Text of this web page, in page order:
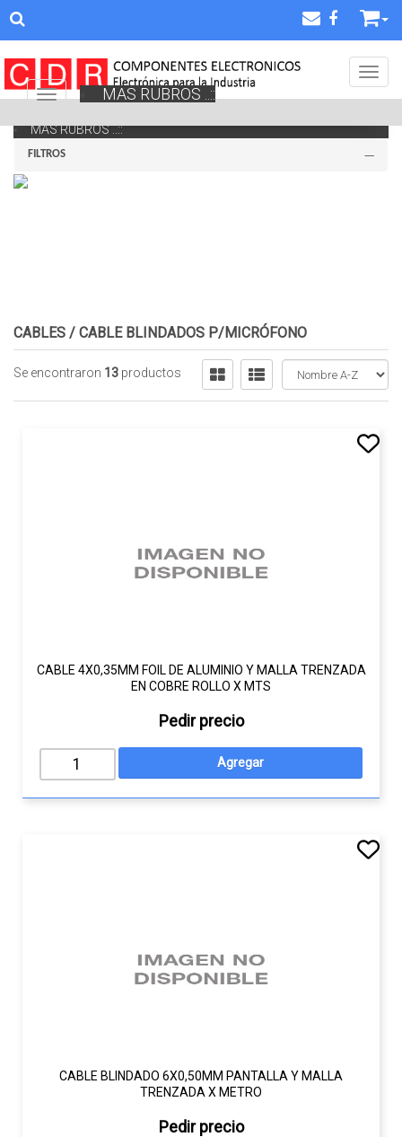
Navigation ein-/ausblenden
MAS RUBROS ..::
MAS RUBROS ..::
FILTROS
CABLES / CABLE BLINDADOS P/MICRÓFONO
Se encontraron 13 productos
CABLE 4X0,35MM FOIL DE ALUMINIO Y MALLA TRENZADA
EN COBRE ROLLO X MTS
Pedir precio
CABLE BLINDADO 6X0,50MM PANTALLA Y MALLA
TRENZADA X METRO
Pedir precio